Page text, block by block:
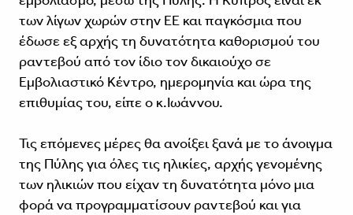
των λίγων χωρών στην ΕΕ και παγκόσμια που
έδωσε εξ αρχής τη δυνατότητα καθορισμού του
ραντεβού από τον ίδιο τον δικαιούχο σε
Εμβολιαστικό Κέντρο, ημερομηνία και ώρα της
επιθυμίας του, είπε ο κ.Ιωάννου.
Τις επόμενες μέρες θα ανοίξει ξανά με το άνοιγμα
της Πύλης για όλες τις ηλικίες, αρχής γενομένης
των ηλικιών που είχαν τη δυνατότητα μόνο μια
φορά να προγραμματίσουν ραντεβού και για